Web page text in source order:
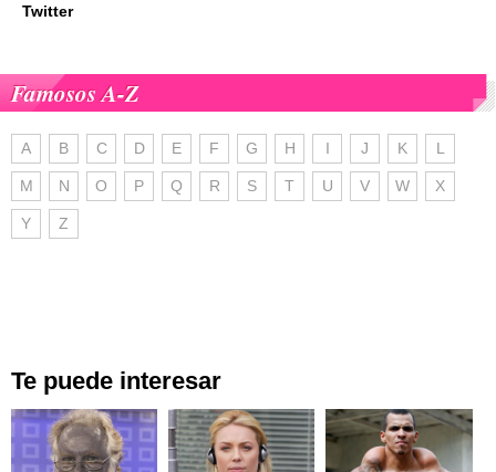
Twitter
Famosos A-Z
A B C D E F G H I J K L
M N O P Q R S T U V W X
Y Z
Te puede interesar